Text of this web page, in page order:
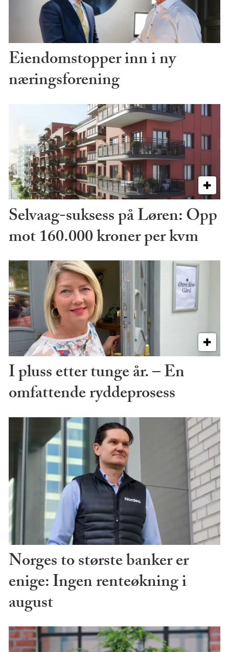
Eiendomstopper inn i ny
næringsforening
Selvaag-suksess på Løren: Opp
mot 160.000 kroner per kvm
I pluss etter tunge år. – En
omfattende ryddeprosess
Norges to største banker er
enige: Ingen renteøkning i
august